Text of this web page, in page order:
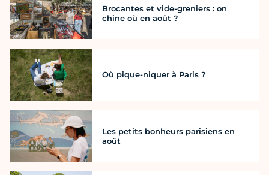
Brocantes et vide-greniers : on
chine où en août ?
Où pique-niquer à Paris ?
Les petits bonheurs parisiens en
août